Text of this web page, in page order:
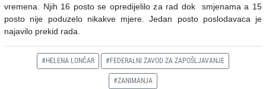
vremena. Njih 16 posto se opredijelilo za rad dok smjenama a 15
posto nije poduzelo nikakve mjere. Jedan posto poslodavaca je
najavilo prekid rada.
#HELENA LONČAR #FEDERALNI ZAVOD ZA ZAPOŠLJAVANJE
#ZANIMANJA